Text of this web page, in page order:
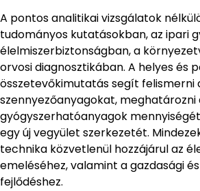
A pontos analitikai vizsgálatok
tudományos kutatásokban, az ipari
élelmiszerbiztonságban, a
orvosi diagnosztikában. A helyes és
összetevőkimutatás segít felismerni
szennyezőanyagokat, meghatározni
gyógyszerhatóanyagok
egy új vegyület szerkezetét.
technika közvetlenül hozzájárul az
emeléséhez, valamint a gazdasági
fejlődéshez.